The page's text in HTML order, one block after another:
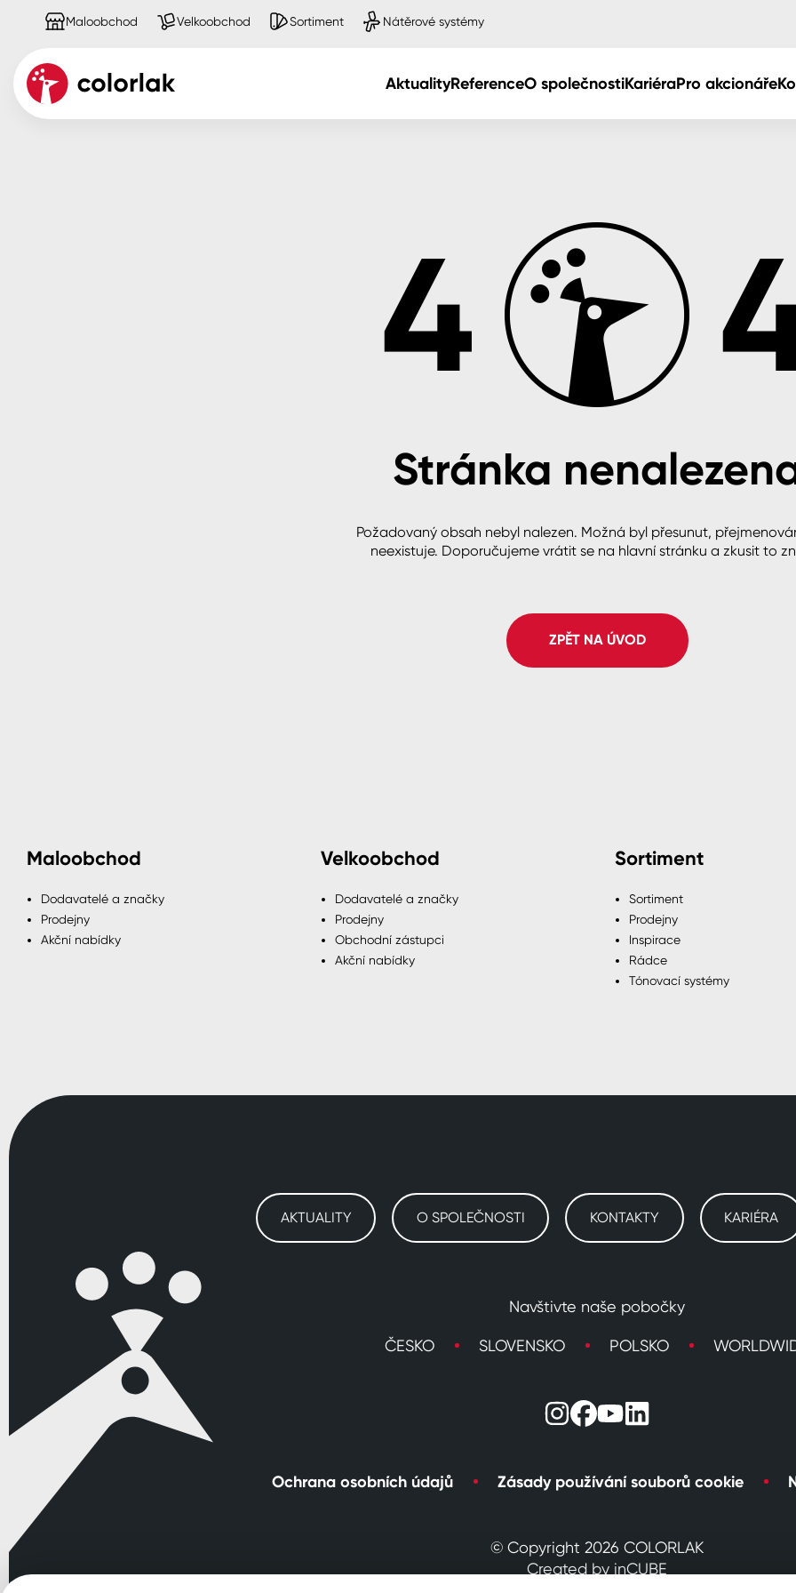
Maloobchod Velkoobchod Sortiment Nátěrové systémy
AktualityReferenceO společnostiKariéraPro akcionáře
Ředidla, tužidla, čističe, technickéStránka
Požadovaný obsah nebyl nalezen. Možná byl přesunut,
neexistuje. Doporučujeme vrátit se na hlavní stránku a zkusit to
ZPĚT NA ÚVOD
Maloobchod
Dodavatelé a značky
Prodejny
Akční nabídky
Velkoobchod
Dodavatelé a značky
Prodejny
Obchodní zástupci
Akční nabídky
Sortiment
Sortiment
Prodejny
Inspirace
Rádce
Tónovací systémy
AKTUALITY O SPOLEČNOSTI KONTAKTY KARIÉRA
Navštivte naše pobočky
ČESKO SLOVENSKO POLSKO
Ochrana osobních údajů Zásady používání souborů cookie
© Copyright 2026 COLORLAK
Created by inCUBE